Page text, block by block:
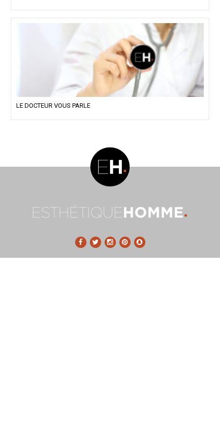
LE DOCTEUR VOUS PARLE